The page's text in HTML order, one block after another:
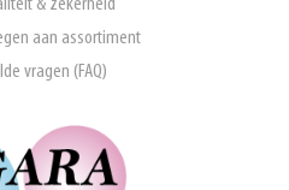
& zekerheid
aan assortiment
vragen (FAQ)